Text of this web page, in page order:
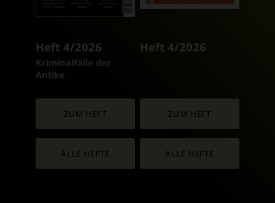
Heft 4/2026
:
Kriminalfälle der
Antike
ZUM HEFT
ALLE HEFTE
Heft 4/2026
ZUM HEFT
ALLE HEFTE